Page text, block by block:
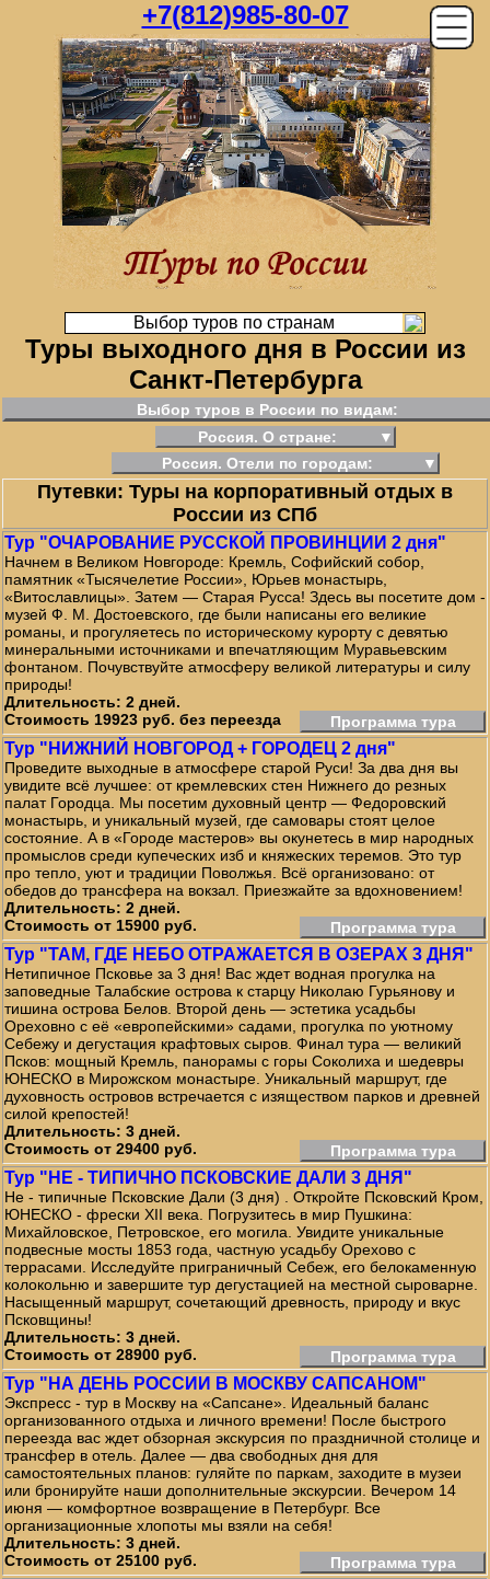
+7(812)985-80-07
Выбор туров по странам
Туры выходного дня в России из
Санкт-Петербурга
Выбор туров в России по видам:
Россия. О стране:
▼
Россия. Отели по городам:
▼
Путевки: Туры на корпоративный отдых в
России из СПб
Тур "ОЧАРОВАНИЕ РУССКОЙ ПРОВИНЦИИ 2 дня"
Начнем в Великом Новгороде: Кремль, Софийский собор,
памятник «Тысячелетие России», Юрьев монастырь,
«Витославлицы». Затем — Старая Русса! Здесь вы посетите дом -
музей Ф. М. Достоевского, где были написаны его великие
романы, и прогуляетесь по историческому курорту с девятью
минеральными источниками и впечатляющим Муравьевским
фонтаном. Почувствуйте атмосферу великой литературы и силу
природы!
Длительность: 2 дней.
Стоимость 19923 руб. без переезда
Программа тура
Тур "НИЖНИЙ НОВГОРОД + ГОРОДЕЦ 2 дня"
Проведите выходные в атмосфере старой Руси! За два дня вы
увидите всё лучшее: от кремлевских стен Нижнего до резных
палат Городца. Мы посетим духовный центр — Федоровский
монастырь, и уникальный музей, где самовары стоят целое
состояние. А в «Городе мастеров» вы окунетесь в мир народных
промыслов среди купеческих изб и княжеских теремов. Это тур
про тепло, уют и традиции Поволжья. Всё организовано: от
обедов до трансфера на вокзал. Приезжайте за вдохновением!
Длительность: 2 дней.
Стоимость от 15900 руб.
Программа тура
Тур "ТАМ, ГДЕ НЕБО ОТРАЖАЕТСЯ В ОЗЕРАХ 3 ДНЯ"
Нетипичное Псковье за 3 дня! Вас ждет водная прогулка на
заповедные Талабские острова к старцу Николаю Гурьянову и
тишина острова Белов. Второй день — эстетика усадьбы
Ореховно с её «европейскими» садами, прогулка по уютному
Себежу и дегустация крафтовых сыров. Финал тура — великий
Псков: мощный Кремль, панорамы с горы Соколиха и шедевры
ЮНЕСКО в Мирожском монастыре. Уникальный маршрут, где
духовность островов встречается с изяществом парков и древней
силой крепостей!
Длительность: 3 дней.
Стоимость от 29400 руб.
Программа тура
Тур "НЕ - ТИПИЧНО ПСКОВСКИЕ ДАЛИ 3 ДНЯ"
Не - типичные Псковские Дали (3 дня) . Откройте Псковский Кром,
ЮНЕСКО - фрески XII века. Погрузитесь в мир Пушкина:
Михайловское, Петровское, его могила. Увидите уникальные
подвесные мосты 1853 года, частную усадьбу Орехово с
террасами. Исследуйте приграничный Себеж, его белокаменную
колокольню и завершите тур дегустацией на местной сыроварне.
Насыщенный маршрут, сочетающий древность, природу и вкус
Псковщины!
Длительность: 3 дней.
Стоимость от 28900 руб.
Программа тура
Тур "НА ДЕНЬ РОССИИ В МОСКВУ САПСАНОМ"
Экспресс - тур в Москву на «Сапсане». Идеальный баланс
организованного отдыха и личного времени! После быстрого
переезда вас ждет обзорная экскурсия по праздничной столице и
трансфер в отель. Далее — два свободных дня для
самостоятельных планов: гуляйте по паркам, заходите в музеи
или бронируйте наши дополнительные экскурсии. Вечером 14
июня — комфортное возвращение в Петербург. Все
организационные хлопоты мы взяли на себя!
Длительность: 3 дней.
Стоимость от 25100 руб.
Программа тура